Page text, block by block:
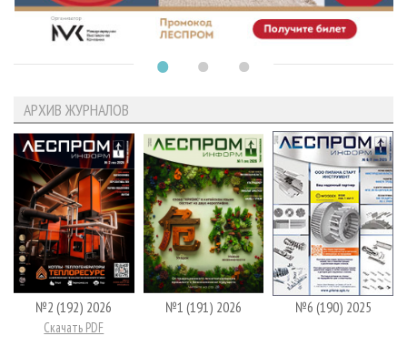
АРХИВ ЖУРНАЛОВ
№2 (192) 2026
Скачать PDF
№1 (191) 2026 №6 (190) 2025